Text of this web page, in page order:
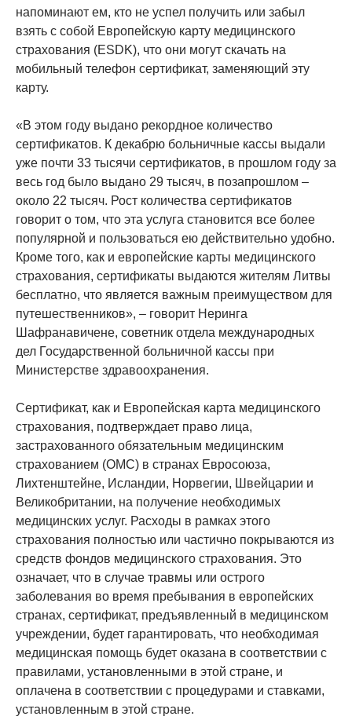
напоминают ем, кто не успел получить или забыл
взять с собой Европейскую карту медицинского
страхования (ESDK), что они могут скачать на
мобильный телефон сертификат, заменяющий эту
карту.
«В этом году выдано рекордное количество
сертификатов. К декабрю больничные кассы выдали
уже почти 33 тысячи сертификатов, в прошлом году за
весь год было выдано 29 тысяч, в позапрошлом –
около 22 тысяч. Рост количества сертификатов
говорит о том, что эта услуга становится все более
популярной и пользоваться ею действительно удобно.
Кроме того, как и европейские карты медицинского
страхования, сертификаты выдаются жителям Литвы
бесплатно, что является важным преимуществом для
путешественников», – говорит Неринга
Шафранавичене, советник отдела международных
дел Государственной больничной кассы при
Министерстве здравоохранения.
Сертификат, как и Европейская карта медицинского
страхования, подтверждает право лица,
застрахованного обязательным медицинским
страхованием (ОМС) в странах Евросоюза,
Лихтенштейне, Исландии, Норвегии, Швейцарии и
Великобритании, на получение необходимых
медицинских услуг. Расходы в рамках этого
страхования полностью или частично покрываются из
средств фондов медицинского страхования. Это
означает, что в случае травмы или острого
заболевания во время пребывания в европейских
странах, сертификат, предъявленный в медицинском
учреждении, будет гарантировать, что необходимая
медицинская помощь будет оказана в соответствии с
правилами, установленными в этой стране, и
оплачена в соответствии с процедурами и ставками,
установленным в этой стране.